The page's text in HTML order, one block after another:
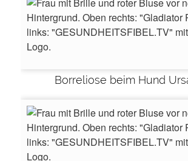
Borreliose beim Hund